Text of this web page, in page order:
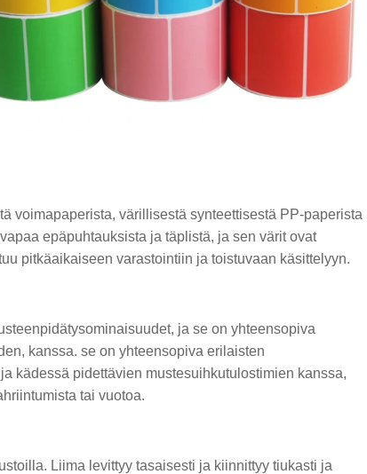
voimapaperista, värillisestä synteettisestä PP-paperista
epäpuhtauksista ja täplistä, ja sen värit ovat
pitkäaikaiseen varastointiin ja toistuvaan käsittelyyn.
ja se on yhteensopiva
kanssa. se on yhteensopiva erilaisten
kädessä pidettävien mustesuihkutulostimien kanssa,
tai vuotoa.
Liima levittyy tasaisesti ja kiinnittyy tiukasti ja